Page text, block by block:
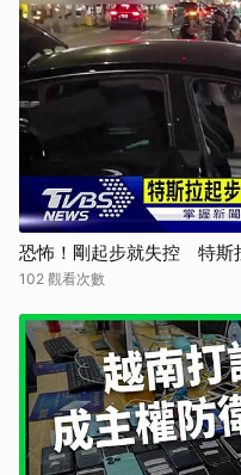
恐怖！剛起步就失控 特斯
102 觀看次數